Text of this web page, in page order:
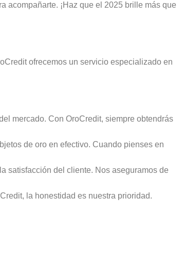
acompañarte. ¡Haz que el 2025 brille más que
ofrecemos un servicio especializado en
mercado. Con OroCredit, siempre obtendrás
de oro en efectivo. Cuando pienses en
satisfacción del cliente. Nos aseguramos de
la honestidad es nuestra prioridad.